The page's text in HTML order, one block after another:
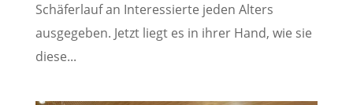
Schäferlauf an Interessierte jeden Alters
ausgegeben. Jetzt liegt es in ihrer Hand, wie sie
diese...